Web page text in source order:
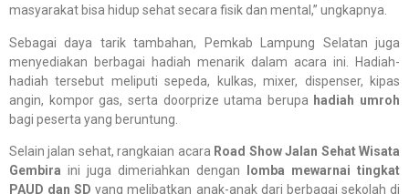
masyarakat bisa hidup sehat secara fisik dan mental,” ungkapnya.
Sebagai daya tarik tambahan, Pemkab Lampung Selatan juga
menyediakan berbagai hadiah menarik dalam acara ini. Hadiah-
hadiah tersebut meliputi sepeda, kulkas, mixer, dispenser, kipas
angin, kompor gas, serta doorprize utama berupa hadiah umroh
bagi peserta yang beruntung.
Selain jalan sehat, rangkaian acara Road Show Jalan Sehat Wisata
Gembira ini juga dimeriahkan dengan
lomba mewarnai tingkat
PAUD dan SD yang melibatkan anak-anak dari berbagai sekolah di